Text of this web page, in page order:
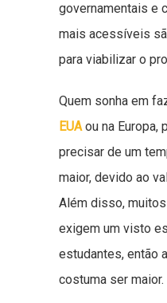
governamentais e
mais acessíveis
para viabilizar o
Quem sonha em
EUAou na Europa,
precisar de um
maior, devido ao
Além disso,
exigem um visto
estudantes, então
costuma ser maior.